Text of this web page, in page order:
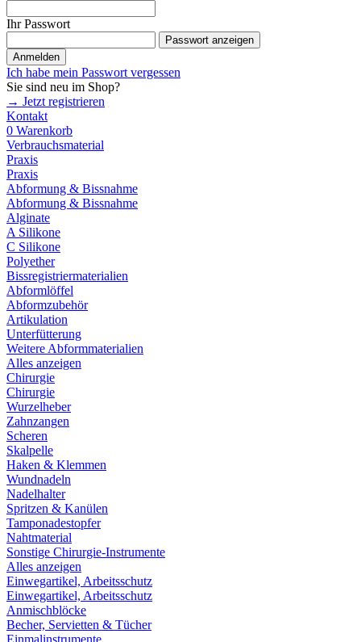
Ihr Passwort
Passwort anzeigen
Anmelden
Ich habe mein Passwort vergessen
Sie sind neu im Shop?
→ Jetzt registrieren
Kontakt
0 Warenkorb
Verbrauchsmaterial
Praxis
Praxis
Abformung & Bissnahme
Abformung & Bissnahme
Alginate
A Silikone
C Silikone
Polyether
Bissregistriermaterialien
Abformlöffel
Abformzubehör
Artikulation
Unterfütterung
Weitere Abformmaterialien
Alles anzeigen
Chirurgie
Chirurgie
Wurzelheber
Zahnzangen
Scheren
Skalpelle
Haken & Klemmen
Wundnadeln
Nadelhalter
Spritzen & Kanülen
Tamponadestopfer
Nahtmaterial
Sonstige Chirurgie-Instrumente
Alles anzeigen
Einwegartikel, Arbeitsschutz
Einwegartikel, Arbeitsschutz
Anmischblöcke
Becher, Servietten & Tücher
Einmalinstrumente